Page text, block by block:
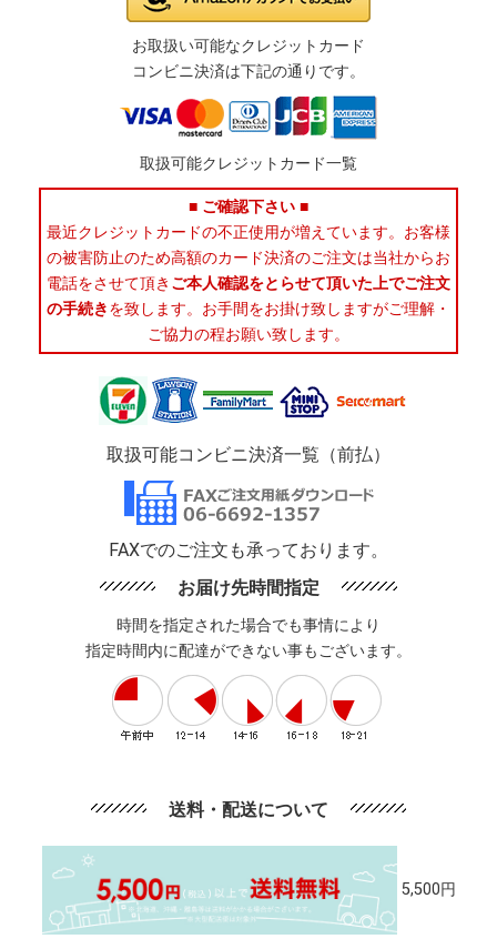
お取扱い可能なクレジットカード
コンビニ決済は下記の通りです。
取扱可能クレジットカード一覧
■ ご確認下さい ■
最近クレジットカードの不正使用が増えています。お客様
の被害防止のため高額のカード決済のご注文は当社からお
電話をさせて頂き ご本人確認をとらせて頂いた上でご注文
の手続きを致します。お手間をお掛け致しますがご理解・
ご協力の程お願い致します。
取扱可能コンビニ決済一覧（前払）
FAXでのご注文も承っております。
お届け先時間指定
時間を指定された場合でも事情により
指定時間内に配達ができない事もございます。
送料・配送について
5,500円